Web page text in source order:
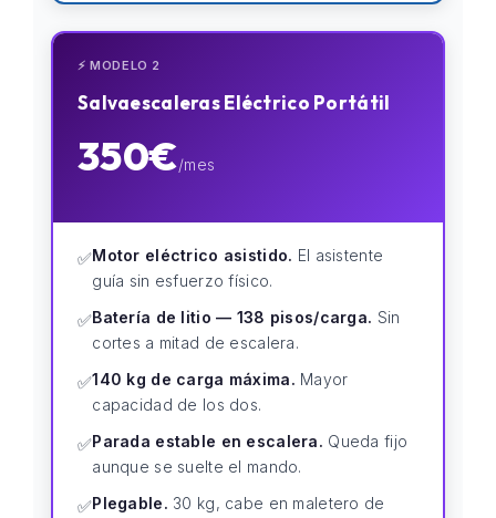
⚡ MODELO 2
Salvaescaleras Eléctrico Portátil
350€/mes
✅Motor eléctrico asistido. El asistente
guía sin esfuerzo físico.
✅Batería de litio — 138 pisos/carga. Sin
cortes a mitad de escalera.
✅140 kg de carga máxima. Mayor
capacidad de los dos.
✅Parada estable en escalera. Queda fijo
aunque se suelte el mando.
✅Plegable. 30 kg, cabe en maletero de